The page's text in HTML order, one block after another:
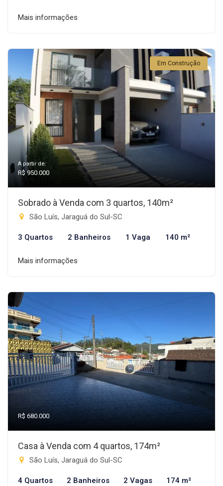
Mais informações
Em Construção
A partir de:
R$ 950.000
Sobrado à Venda com 3 quartos, 140m²
São Luís, Jaraguá do Sul-SC
3 Quartos 2 Banheiros 1 Vaga 140 m²
Mais informações
R$ 680.000
Casa à Venda com 4 quartos, 174m²
São Luís, Jaraguá do Sul-SC
4 Quartos 2 Banheiros 2 Vagas 174 m²